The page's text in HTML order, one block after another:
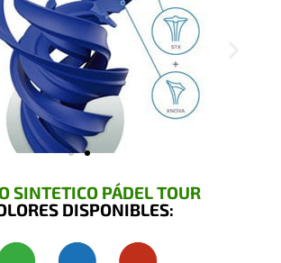
SINTETICO PÁDEL TOUR
DISPONIBLES: